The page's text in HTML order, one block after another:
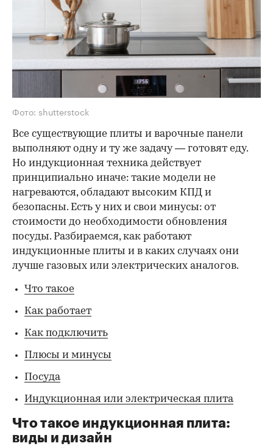
Фото: shutterstock
Все существующие плиты и варочные панели
выполняют одну и ту же задачу — готовят еду.
Но индукционная техника действует
принципиально иначе: такие модели не
нагреваются, обладают высоким КПД и
безопасны. Есть у них и свои минусы: от
стоимости до необходимости обновления
посуды. Разбираемся, как работают
индукционные плиты и в каких случаях они
лучше газовых или электрических аналогов.
Что такое
Как работает
Как подключить
Плюсы и минусы
Посуда
Индукционная или электрическая плита
Что такое индукционная плита:
виды и дизайн